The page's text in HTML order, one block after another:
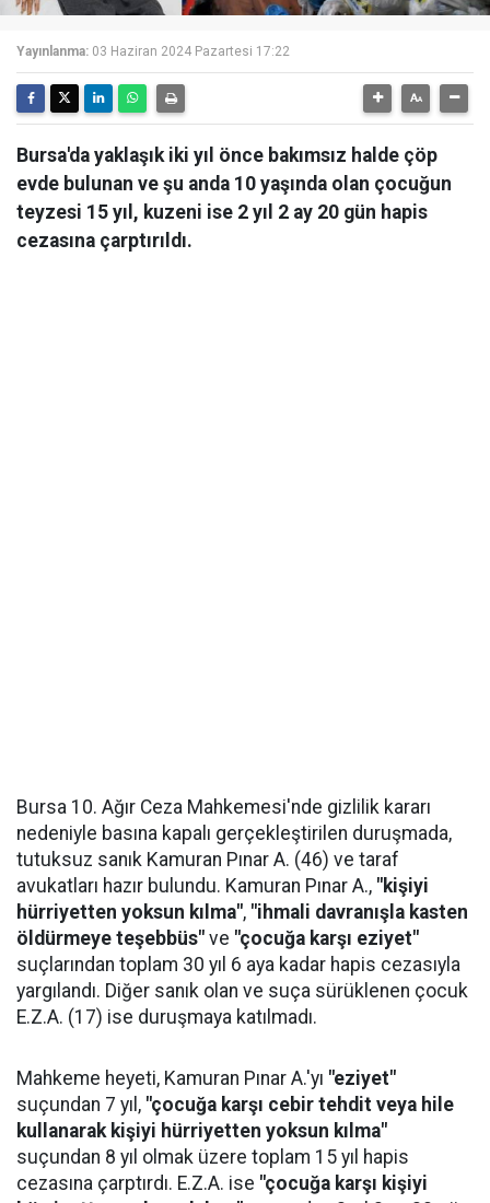
Yayınlanma: 03 Haziran 2024 Pazartesi 17:22
Bursa'da yaklaşık iki yıl önce bakımsız halde çöp
evde bulunan ve şu anda 10 yaşında olan çocuğun
teyzesi 15 yıl, kuzeni ise 2 yıl 2 ay 20 gün hapis
cezasına çarptırıldı.
Bursa 10. Ağır Ceza Mahkemesi'nde gizlilik kararı
nedeniyle basına kapalı gerçekleştirilen duruşmada,
tutuksuz sanık Kamuran Pınar A. (46) ve taraf
avukatları hazır bulundu. Kamuran Pınar A., "kişiyi
hürriyetten yoksun kılma", "ihmali davranışla kasten
öldürmeye teşebbüs" ve "çocuğa karşı eziyet"
suçlarından toplam 30 yıl 6 aya kadar hapis cezasıyla
yargılandı. Diğer sanık olan ve suça sürüklenen çocuk
E.Z.A. (17) ise duruşmaya katılmadı.
Mahkeme heyeti, Kamuran Pınar A.'yı "eziyet"
suçundan 7 yıl, "çocuğa karşı cebir tehdit veya hile
kullanarak kişiyi hürriyetten yoksun kılma"
suçundan 8 yıl olmak üzere toplam 15 yıl hapis
cezasına çarptırdı. E.Z.A. ise "çocuğa karşı kişiyi